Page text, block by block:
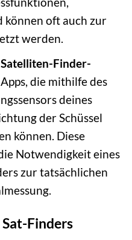
können oft auch zur
werden.
Finder-
die mithilfe des
deines
der Schüssel
können. Diese
Notwendigkeit eines
zur tatsächlichen
Finders